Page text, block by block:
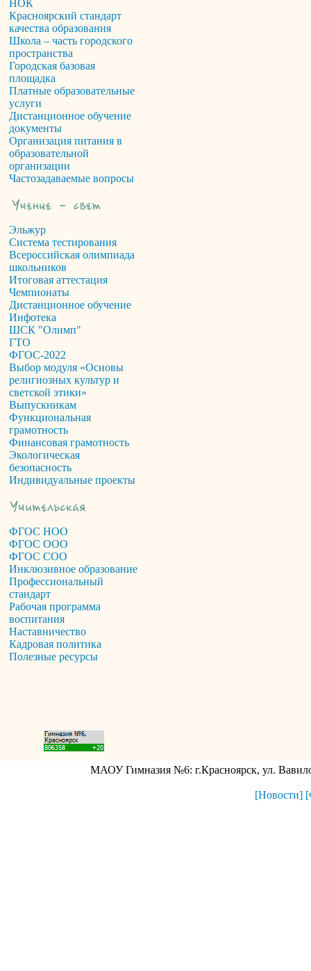
НОК
Красноярский стандарт
качества образования
Школа – часть городского
пространства
Городская базовая
площадка
Платные образовательные
услуги
Дистанционное обучение
документы
Организация питания в
образовательной
организации
Частозадаваемые вопросы
Эльжур
Система тестирования
Всероссийская олимпиада
школьников
Итоговая аттестация
Чемпионаты
Дистанционное обучение
Инфотека
ШСК "Олимп"
ГТО
ФГОС-2022
Выбор модуля «Основы
религиозных культур и
светской этики»
Выпускникам
Функциональная
грамотность
Финансовая грамотность
Экологическая
безопасность
Индивидуальные проекты
ФГОС НОО
ФГОС ООО
ФГОС СОО
Инклюзивное образование
Профессиональный
стандарт
Рабочая программа
воспитания
Наставничество
Кадровая политика
Полезные ресурсы
МАОУ Гимназия №6: г.Красноярск, ул.
[Новости]